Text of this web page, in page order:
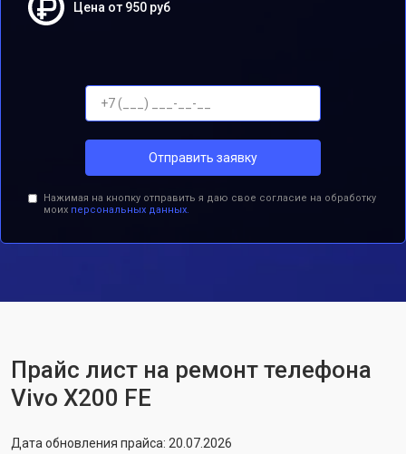
Цена от 950 руб
Отправить заявку
Нажимая на кнопку отправить я даю свое согласие на обработку
моих персональных данных.
Прайс лист на ремонт телефона
Vivo X200 FE
Дата обновления прайса: 20.07.2026